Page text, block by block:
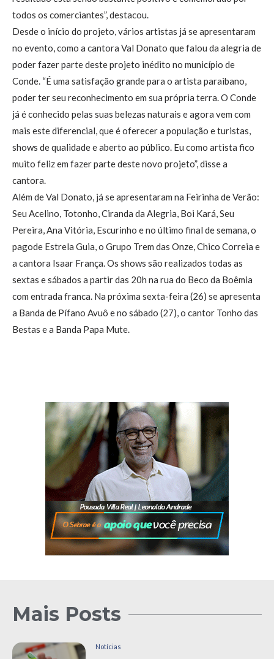
todos os comerciantes”, destacou.
Desde o início do projeto, vários artistas já se apresentaram
no evento, como a cantora Val Donato que falou da alegria de
poder fazer parte deste projeto inédito no município de
Conde. “É uma satisfação grande para o artista paraibano,
poder ter seu reconhecimento em sua própria terra. O Conde
já é conhecido pelas suas belezas naturais e agora vem com
mais este diferencial, que é oferecer a população e turistas,
shows de qualidade e aberto ao público. Eu como artista fico
muito feliz em fazer parte deste novo projeto”, disse a
cantora.
Além de Val Donato, já se apresentaram na Feirinha de Verão:
Seu Acelino, Totonho, Ciranda da Alegria, Boi Kará, Seu
Pereira, Ana Vitória, Escurinho e no último final de semana, o
pagode Estrela Guia, o Grupo Trem das Onze, Chico Correia e
a cantora Isaar França. Os shows são realizados todas as
sextas e sábados a partir das 20h na rua do Beco da Boêmia
com entrada franca. Na próxima sexta-feira (26) se apresenta
a Banda de Pífano Avuô e no sábado (27), o cantor Tonho das
Bestas e a Banda Papa Mute.
Mais Posts
Notícias